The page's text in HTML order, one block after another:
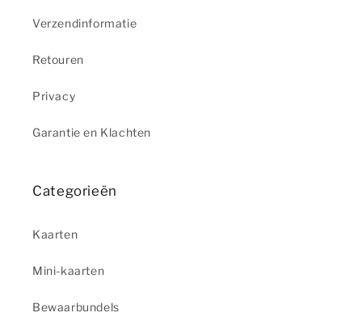
Verzendinformatie
Retouren
Privacy
Garantie en Klachten
Categorieën
Kaarten
Mini-kaarten
Bewaarbundels